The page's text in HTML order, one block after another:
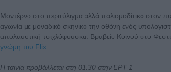
Μοντέρνο στο περιτύλιγμα αλλά παλιομοδίτικο στον
αγωνία με μοναδικό σκηνικό την οθόνη ενός
απολαυστική τσιχλόφουσκα. Βραβείο Κοινού στο
γνώμη του Flix.
Η ταινία προβάλλεται στη 01.30 στην ΕΡΤ 1